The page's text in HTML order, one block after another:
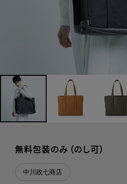
中川政七商店